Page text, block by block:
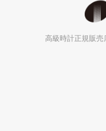
高級時計正規販